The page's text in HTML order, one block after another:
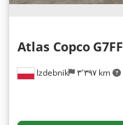
Izdebnik ۳٬۳۹۷ km
Atlas Copco G7FF